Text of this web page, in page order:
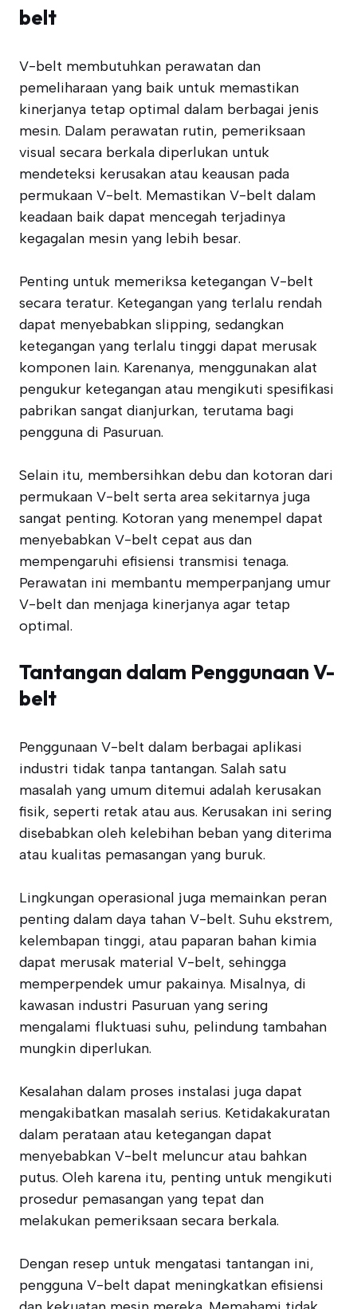
belt
V-belt membutuhkan perawatan dan
pemeliharaan yang baik untuk memastikan
kinerjanya tetap optimal dalam berbagai jenis
mesin. Dalam perawatan rutin, pemeriksaan
visual secara berkala diperlukan untuk
mendeteksi kerusakan atau keausan pada
permukaan V-belt. Memastikan V-belt dalam
keadaan baik dapat mencegah terjadinya
kegagalan mesin yang lebih besar.
Penting untuk memeriksa ketegangan V-belt
secara teratur. Ketegangan yang terlalu rendah
dapat menyebabkan slipping, sedangkan
ketegangan yang terlalu tinggi dapat merusak
komponen lain. Karenanya, menggunakan alat
pengukur ketegangan atau mengikuti spesifikasi
pabrikan sangat dianjurkan, terutama bagi
pengguna di Pasuruan.
Selain itu, membersihkan debu dan kotoran dari
permukaan V-belt serta area sekitarnya juga
sangat penting. Kotoran yang menempel dapat
menyebabkan V-belt cepat aus dan
mempengaruhi efisiensi transmisi tenaga.
Perawatan ini membantu memperpanjang umur
V-belt dan menjaga kinerjanya agar tetap
optimal.
Tantangan dalam Penggunaan V-
belt
Penggunaan V-belt dalam berbagai aplikasi
industri tidak tanpa tantangan. Salah satu
masalah yang umum ditemui adalah kerusakan
fisik, seperti retak atau aus. Kerusakan ini sering
disebabkan oleh kelebihan beban yang diterima
atau kualitas pemasangan yang buruk.
Lingkungan operasional juga memainkan peran
penting dalam daya tahan V-belt. Suhu ekstrem,
kelembapan tinggi, atau paparan bahan kimia
dapat merusak material V-belt, sehingga
memperpendek umur pakainya. Misalnya, di
kawasan industri Pasuruan yang sering
mengalami fluktuasi suhu, pelindung tambahan
mungkin diperlukan.
Kesalahan dalam proses instalasi juga dapat
mengakibatkan masalah serius. Ketidakakuratan
dalam perataan atau ketegangan dapat
menyebabkan V-belt meluncur atau bahkan
putus. Oleh karena itu, penting untuk mengikuti
prosedur pemasangan yang tepat dan
melakukan pemeriksaan secara berkala.
Dengan resep untuk mengatasi tantangan ini,
pengguna V-belt dapat meningkatkan efisiensi